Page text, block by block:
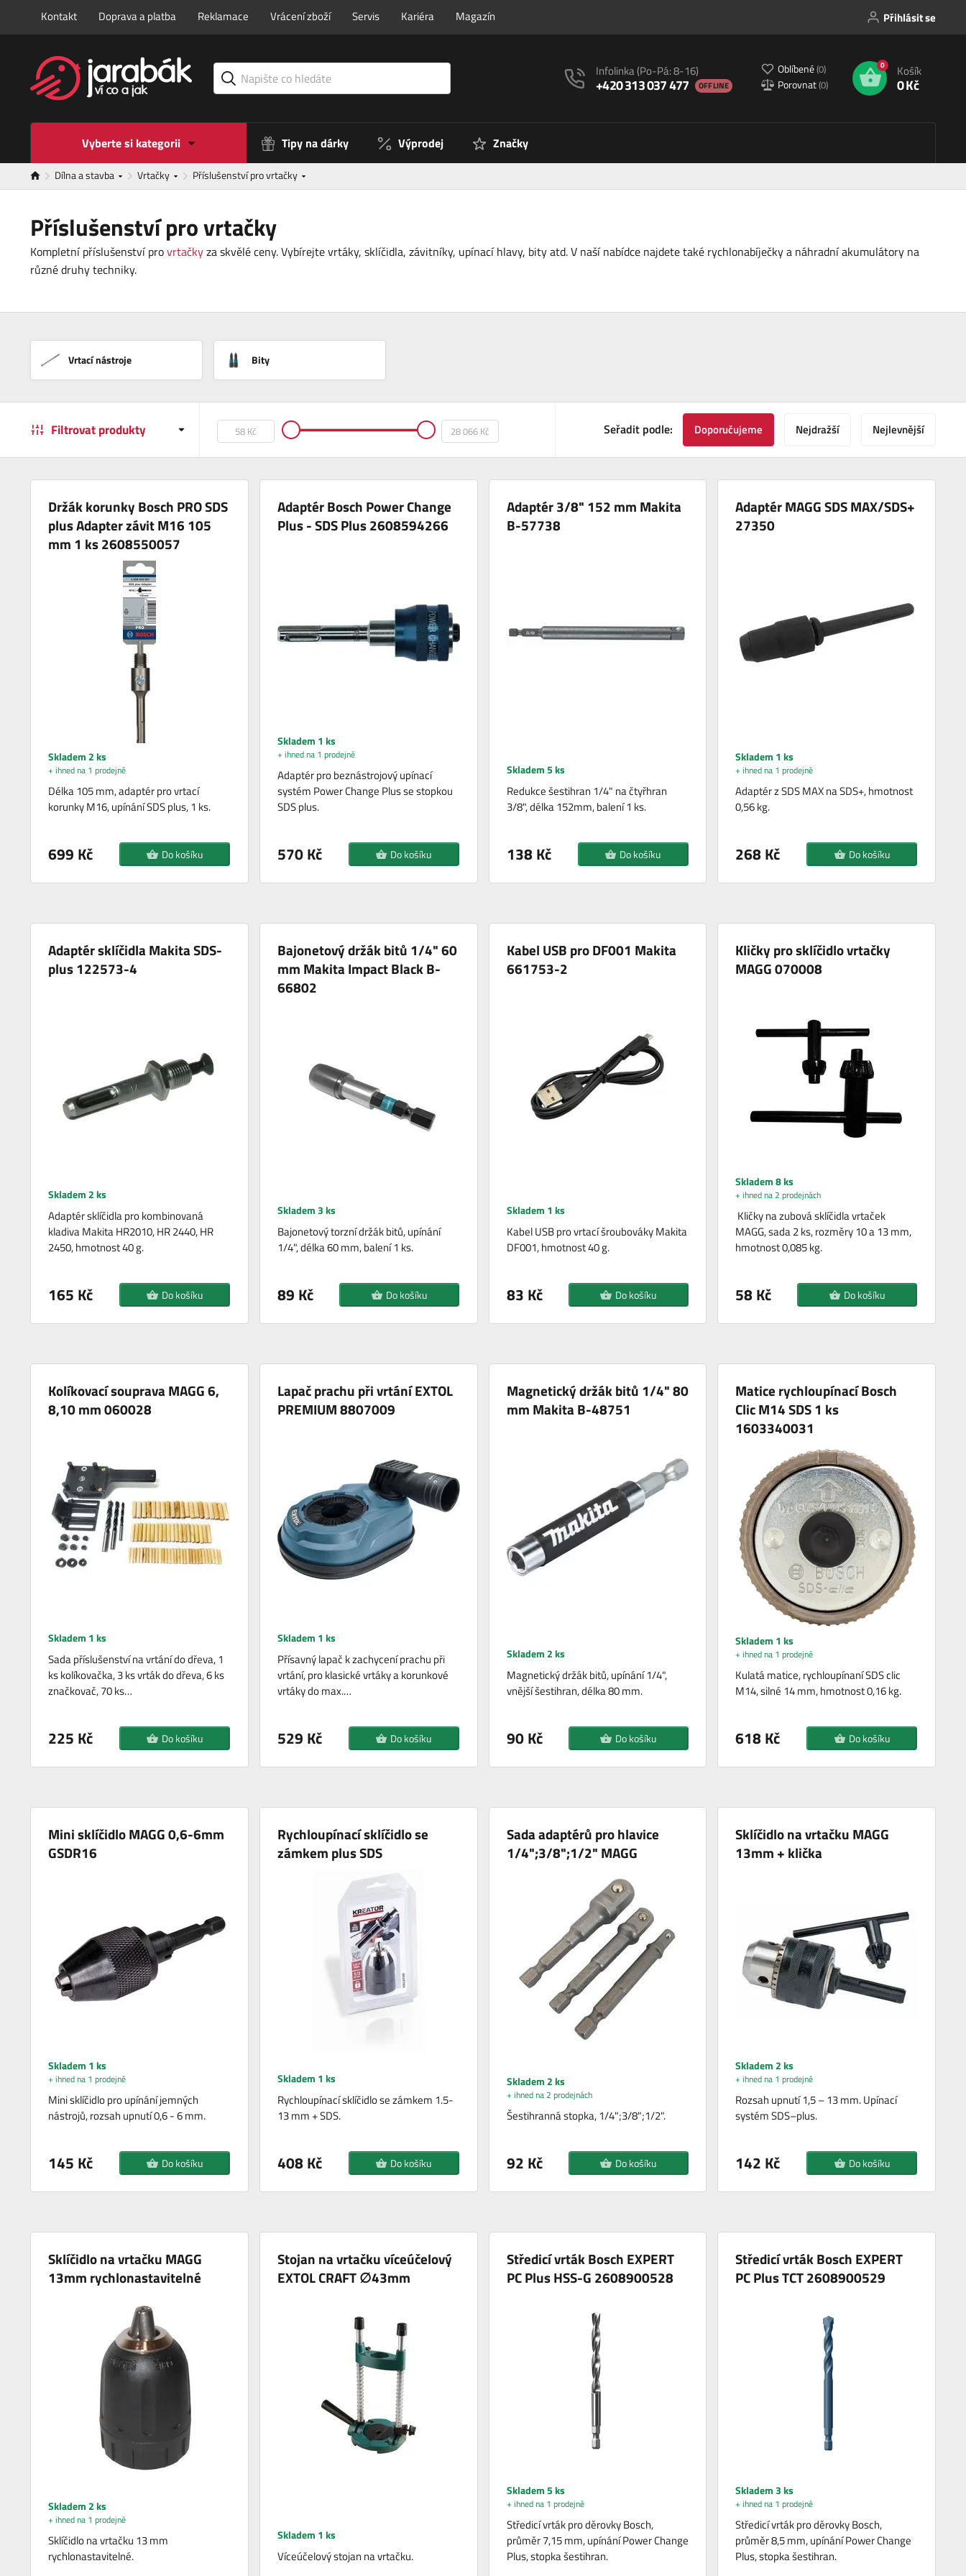
Kontakt Doprava a platba Reklamace Vrácení zboží Servis Kariéra Magazín Přihlásit se
Infolinka(Po-Pá: 8-16)
+420 313 037 477 OFFLINE
Oblíbené(0)
Porovnat(0)
0 Košík
0 Kč
Vyberte si kategorii Tipy na dárky Výprodej Značky
Dílna a stavba Vrtačky Příslušenství pro vrtačky
Příslušenství pro vrtačky
Kompletní příslušenství provrtačkyza skvělé ceny. Vybírejte vrtáky, sklíčidla, závitníky, upínací hlavy, bity atd. V naší nabídce najdete také rychlonabíječky a náhradní akumulátory na
různé druhy techniky.
Vrtací nástroje Bity
Filtrovat produkty Seřadit podle: Doporučujeme Nejdražší Nejlevnější
Držák korunky Bosch PRO SDS
plus Adapter závit M16 105
mm 1 ks 2608550057
Skladem 2 ks
+ ihned na 1 prodejně
Délka 105 mm, adaptér pro vrtací
korunky M16, upínání SDS plus, 1 ks.
699 Kč Do košíku
Adaptér Bosch Power Change
Plus - SDS Plus 2608594266
Skladem 1 ks
+ ihned na 1 prodejně
Adaptér pro beznástrojový upínací
systém Power Change Plus se stopkou
SDS plus.
570 Kč Do košíku
Adaptér 3/8" 152 mm Makita
B-57738
Skladem 5 ks
Redukce šestihran 1/4" na čtyřhran
3/8", délka 152mm, balení 1 ks.
138 Kč Do košíku
Adaptér MAGG SDS MAX/SDS+
27350
Skladem 1 ks
+ ihned na 1 prodejně
Adaptér z SDS MAX na SDS+, hmotnost
0,56 kg.
268 Kč Do košíku
Adaptér sklíčidla Makita SDS-
plus 122573-4
Skladem 2 ks
Adaptér sklíčidla pro kombinovaná
kladiva Makita HR2010, HR 2440, HR
2450, hmotnost 40 g.
165 Kč Do košíku
Bajonetový držák bitů 1/4" 60
mm Makita Impact Black B-
66802
Skladem 3 ks
Bajonetový torzní držák bitů, upínání
1/4", délka 60 mm, balení 1 ks.
89 Kč Do košíku
Kabel USB pro DF001 Makita
661753-2
Skladem 1 ks
Kabel USB pro vrtací šroubováky Makita
DF001, hmotnost 40 g.
83 Kč Do košíku
Kličky pro sklíčidlo vrtačky
MAGG 070008
Skladem 8 ks
+ ihned na 2 prodejnách
Kličky na zubová sklíčidla vrtaček
MAGG, sada 2 ks, rozměry 10 a 13 mm,
hmotnost 0,085 kg.
58 Kč Do košíku
Kolíkovací souprava MAGG 6,
8,10 mm 060028
Skladem 1 ks
Sada příslušenství na vrtání do dřeva, 1
ks kolíkovačka, 3 ks vrták do dřeva, 6 ks
značkovač, 70 ks…
225 Kč Do košíku
Lapač prachu při vrtání EXTOL
PREMIUM 8807009
Skladem 1 ks
Přísavný lapač k zachycení prachu při
vrtání, pro klasické vrtáky a korunkové
vrtáky do max.…
529 Kč Do košíku
Magnetický držák bitů 1/4" 80
mm Makita B-48751
Skladem 2 ks
Magnetický držák bitů, upínání 1/4",
vnější šestihran, délka 80 mm.
90 Kč Do košíku
Matice rychloupínací Bosch
Clic M14 SDS 1 ks
1603340031
Skladem 1 ks
+ ihned na 1 prodejně
Kulatá matice, rychloupínaní SDS clic
M14, silné 14 mm, hmotnost 0,16 kg.
618 Kč Do košíku
Mini sklíčidlo MAGG 0,6-6mm
GSDR16
Skladem 1 ks
+ ihned na 1 prodejně
Mini sklíčidlo pro upínání jemných
nástrojů, rozsah upnutí 0,6 - 6 mm.
145 Kč Do košíku
Rychloupínací sklíčidlo se
zámkem plus SDS
Skladem 1 ks
Rychloupínací sklíčidlo se zámkem 1.5-
13 mm + SDS.
408 Kč Do košíku
Sada adaptérů pro hlavice
1/4";3/8";1/2" MAGG
Skladem 2 ks
+ ihned na 2 prodejnách
Šestihranná stopka, 1/4";3/8";1/2".
92 Kč Do košíku
Sklíčidlo na vrtačku MAGG
13mm + klička
Skladem 2 ks
+ ihned na 1 prodejně
Rozsah upnutí 1,5 – 13 mm. Upínací
systém SDS–plus.
142 Kč Do košíku
Sklíčidlo na vrtačku MAGG
13mm rychlonastavitelné
Skladem 2 ks
+ ihned na 1 prodejně
Sklíčidlo na vrtačku 13 mm
rychlonastavitelné.
Stojan na vrtačku víceúčelový
EXTOL CRAFT ∅43mm
Skladem 1 ks
Víceúčelový stojan na vrtačku.
Středicí vrták Bosch EXPERT
PC Plus HSS-G 2608900528
Skladem 5 ks
+ ihned na 1 prodejně
Středicí vrták pro děrovky Bosch,
průměr 7,15 mm, upínání Power Change
Plus, stopka šestihran.
Středicí vrták Bosch EXPERT
PC Plus TCT 2608900529
Skladem 3 ks
+ ihned na 1 prodejně
Středicí vrták pro děrovky Bosch,
průměr 8,5 mm, upínání Power Change
Plus, stopka šestihran.